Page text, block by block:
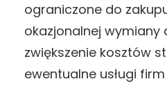
ograniczone do
okazjonalnej wymiany
zwiększenie kosztów
ewentualne usługi